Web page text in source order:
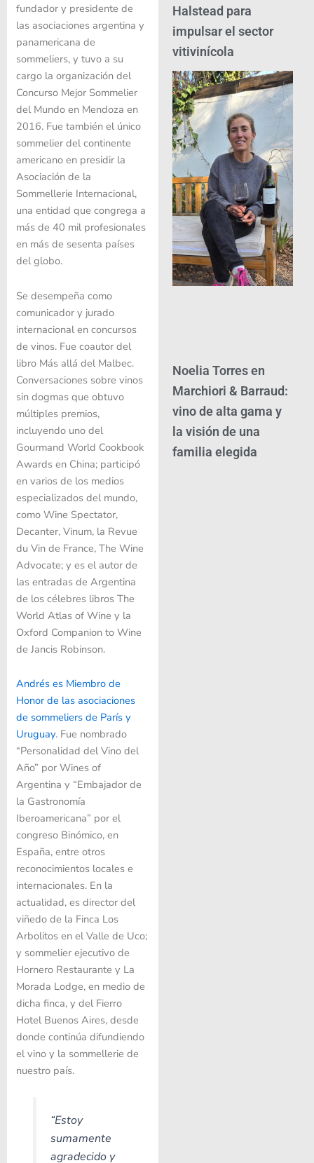
fundador y presidente de
las asociaciones argentina y
panamericana de
sommeliers, y tuvo a su
cargo la organización del
Concurso Mejor Sommelier
del Mundo en Mendoza en
2016. Fue también el único
sommelier del continente
americano en presidir la
Asociación de la
Sommellerie Internacional,
una entidad que congrega a
más de 40 mil profesionales
en más de sesenta países
del globo.
Se desempeña como
comunicador y jurado
internacional en concursos
de vinos. Fue coautor del
libro Más allá del Malbec.
Conversaciones sobre vinos
sin dogmas que obtuvo
múltiples premios,
incluyendo uno del
Gourmand World Cookbook
Awards en China; participó
en varios de los medios
especializados del mundo,
como Wine Spectator,
Decanter, Vinum, la Revue
du Vin de France, The Wine
Advocate; y es el autor de
las entradas de Argentina
de los célebres libros The
World Atlas of Wine y la
Oxford Companion to Wine
de Jancis Robinson.
Andrés es Miembro de
Honor de las asociaciones
de sommeliers de París y
Uruguay. Fue nombrado
“Personalidad del Vino del
Año” por Wines of
Argentina y “Embajador de
la Gastronomía
Iberoamericana” por el
congreso Binómico, en
España, entre otros
reconocimientos locales e
internacionales. En la
actualidad, es director del
viñedo de la Finca Los
Arbolitos en el Valle de Uco;
y sommelier ejecutivo de
Hornero Restaurante y La
Morada Lodge, en medio de
dicha finca, y del Fierro
Hotel Buenos Aires, desde
donde continúa difundiendo
el vino y la sommellerie de
nuestro país.
“Estoy
sumamente
agradecido y
Halstead para
impulsar el sector
vitivinícola
Noelia Torres en
Marchiori & Barraud:
vino de alta gama y
la visión de una
familia elegida